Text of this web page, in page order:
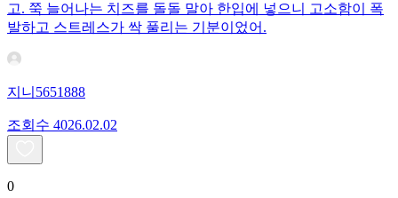
고. 쭉 늘어나는 치즈를 돌돌 말아 한입에 넣으니 고소함이 폭
발하고 스트레스가 싹 풀리는 기분이었어.
지니5651888
조회수 4026.02.02
0